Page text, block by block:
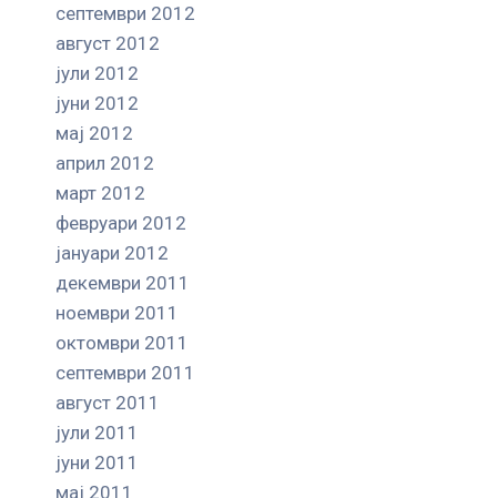
септември 2012
август 2012
јули 2012
јуни 2012
мај 2012
април 2012
март 2012
февруари 2012
јануари 2012
декември 2011
ноември 2011
октомври 2011
септември 2011
август 2011
јули 2011
јуни 2011
мај 2011